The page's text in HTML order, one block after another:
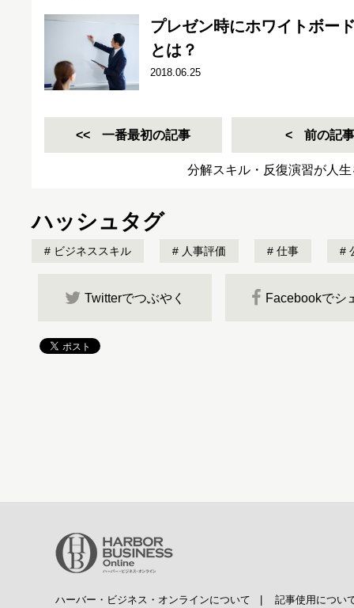
プレゼン時にホワイトボー
とは？
2018.06.25
一番最初の記事 前の記事
分解スキル・反復演習が人
ハッシュタグ
ビジネススキル 人事評価 仕事
Twitterでつぶやく Facebookでシ
ハーバー・ビジネス・オンラインについて 記事使用につい